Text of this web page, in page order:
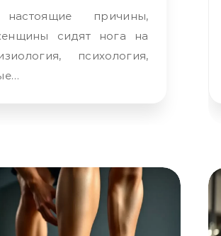
сидят нога на
психология,